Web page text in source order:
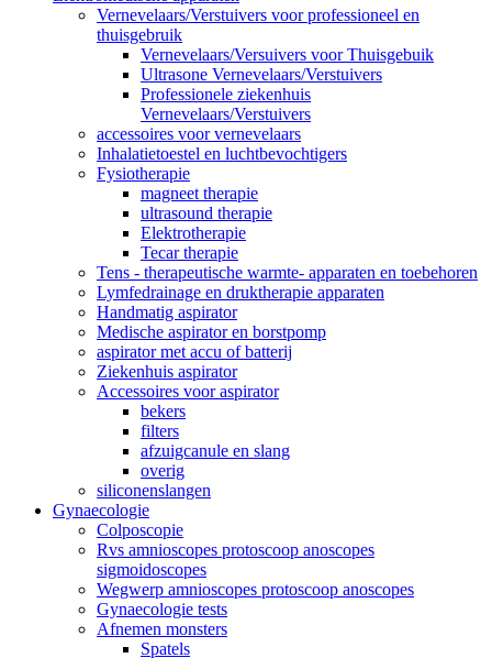
Vernevelaars/Verstuivers voor professioneel en
thuisgebruik
Vernevelaars/Versuivers voor Thuisgebuik
Ultrasone Vernevelaars/Verstuivers
Professionele ziekenhuis
Vernevelaars/Verstuivers
accessoires voor vernevelaars
Inhalatietoestel en luchtbevochtigers
Fysiotherapie
magneet therapie
ultrasound therapie
Elektrotherapie
Tecar therapie
Tens - therapeutische warmte- apparaten en toebehoren
Lymfedrainage en druktherapie apparaten
Handmatig aspirator
Medische aspirator en borstpomp
aspirator met accu of batterij
Ziekenhuis aspirator
Accessoires voor aspirator
bekers
filters
afzuigcanule en slang
overig
siliconenslangen
Gynaecologie
Colposcopie
Rvs amnioscopes protoscoop anoscopes
sigmoidoscopes
Wegwerp amnioscopes protoscoop anoscopes
Gynaecologie tests
Afnemen monsters
Spatels